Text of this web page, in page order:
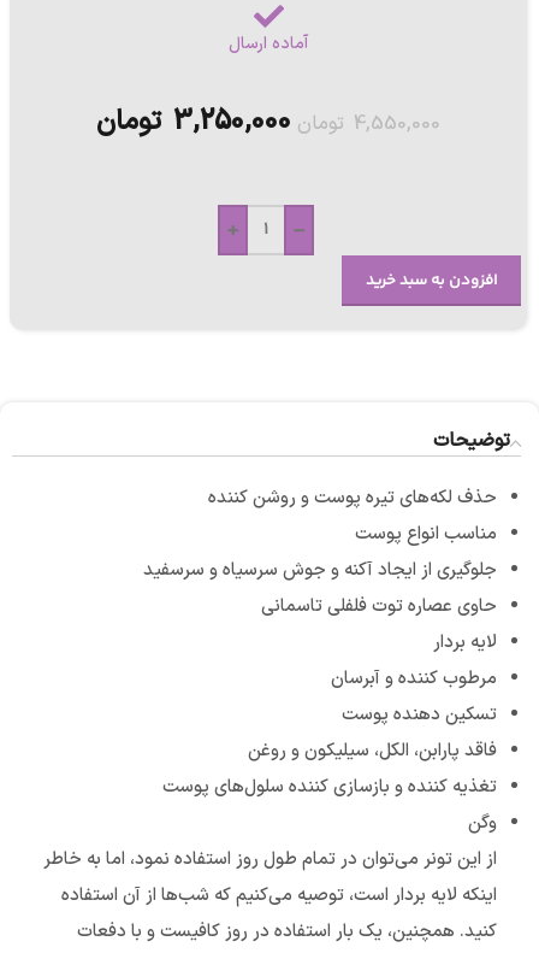
آماده ارسال
4,550,000 تومان 3,250,000 تومان
-
+
افزودن به سبد خرید
توضیحات
حذف لکه‌های تیره پوست و روشن کننده
مناسب انواع پوست
جلوگیری از ایجاد آکنه و جوش سرسیاه و سرسفید
حاوی عصاره توت فلفلی تاسمانی
لایه بردار
مرطوب کننده و آبرسان
تسکین دهنده پوست
فاقد پارابن، الکل، سیلیکون و روغن
تغذیه کننده و بازسازی کننده سلول‌های پوست
وگن
از این تونر می‌توان در تمام طول روز استفاده نمود، اما به خاطر
اینکه لایه بردار است، توصیه می‌کنیم که شب‌ها از آن استفاده
کنید. همچنین، یک بار استفاده در روز کافیست و با دفعات